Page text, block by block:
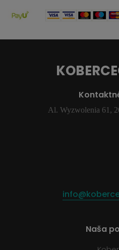
KOBERCE
Al. Wyzwolenia 61,
Naša